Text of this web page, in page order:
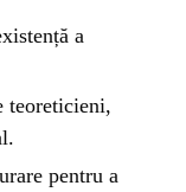
a
teoreticieni,
pentru a